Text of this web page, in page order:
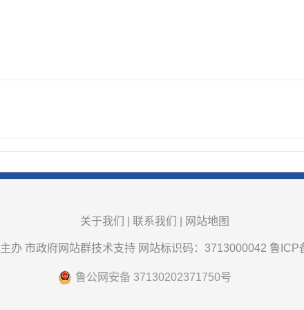
关于我们 联系我们 网站地图
办 市政府网站群技术支持 网站标识码：3713000042 鲁ICP
鲁公网安备 37130202371750号